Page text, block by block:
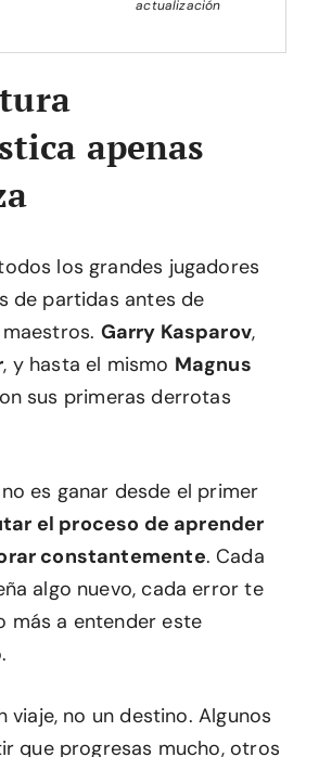
actualización
apenas
los grandes jugadores
de partidas antes de
Garry Kasparov,
, y hasta el mismo Magnus
sus primeras derrotas
es ganar desde el primer
el proceso de aprender
constantemente. Cada
algo nuevo, cada error te
más a entender este
viaje, no un destino. Algunos
que progresas mucho, otros